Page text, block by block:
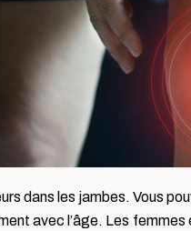
dans les jambes. Vous
avec l’âge. Les